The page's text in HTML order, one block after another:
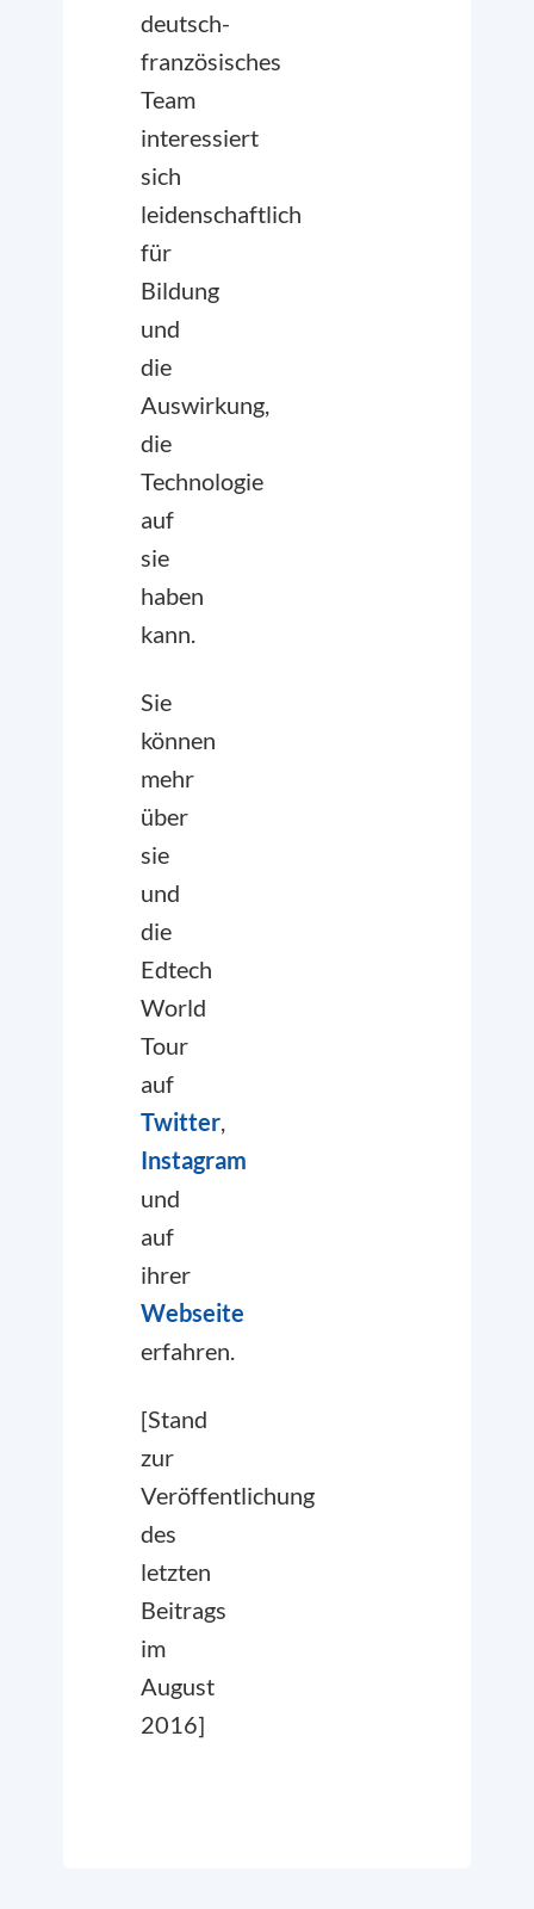
deutsch-
französisches
Team
interessiert
sich
leidenschaftlich
für
Bildung
und
die
Auswirkung,
die
Technologie
auf
sie
haben
kann.
Sie
können
mehr
über
sie
und
die
Edtech
World
Tour
auf
Twitter,
Instagram
und
auf
ihrer
Webseite
erfahren.
[Stand
zur
Veröffentlichung
des
letzten
Beitrags
im
August
2016]